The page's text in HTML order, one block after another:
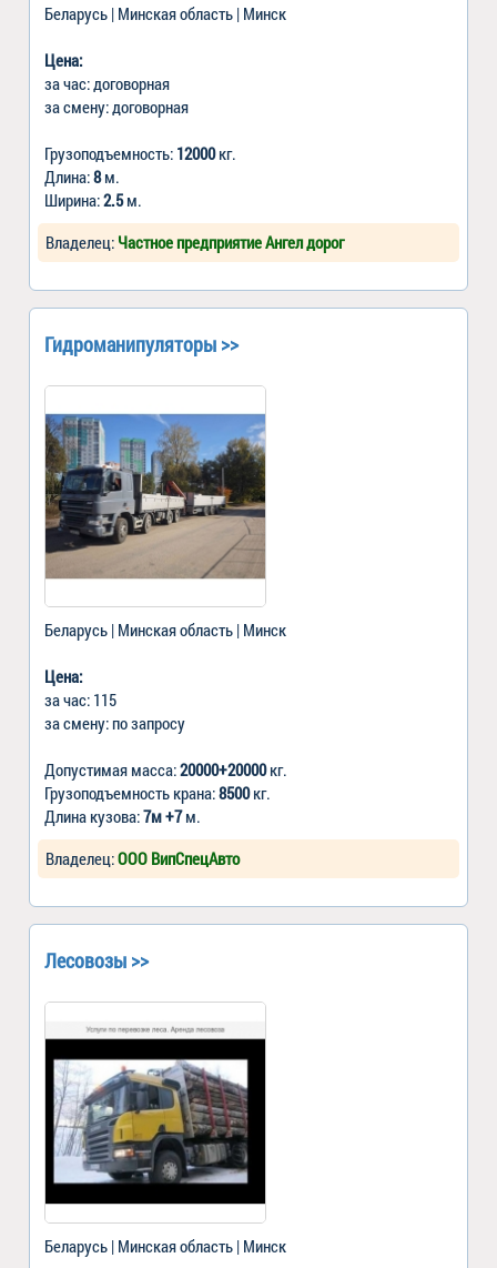
Беларусь | Минская область | Минск
Цена:
за час: договорная
за смену: договорная
Грузоподъемность: 12000кг.
Длина:8м.
Ширина:2.5м.
Владелец: Частное предприятие Ангел дорог
Гидроманипуляторы >>
Беларусь | Минская область | Минск
Цена:
за час: 115
за смену: по запросу
Допустимая масса:20000+20000кг.
Грузоподъемность крана:8500кг.
Длина кузова:7м +7м.
Владелец:ООО ВипСпецАвто
Лесовозы >>
Беларусь | Минская область | Минск